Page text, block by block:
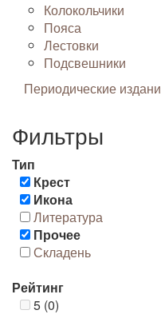
Колокольчики
Пояса
Лестовки
Подсвешники
Периодические
Фильтры
Тип
Крест
Икона
Литература
Прочее
Складень
Рейтинг
5 (0)